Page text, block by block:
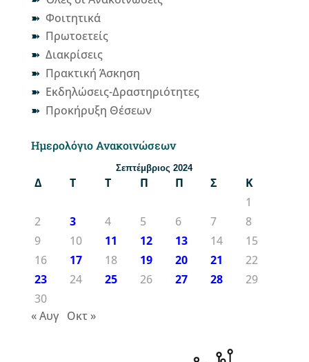
Φοιτητικά
Πρωτοετείς
Διακρίσεις
Πρακτική Άσκηση
Εκδηλώσεις-Δραστηριότητες
Προκήρυξη Θέσεων
Ημερολόγιο Ανακοινώσεων
Σεπτέμβριος 2024
Δ Τ Τ Π Π Σ
Κ
1
2
3 4 5 6 7
8
9
10 11 12 13 14
15
16
17 18 19 20 21
22
23
24 25 26 27 28
29
30
« Αυγ
Οκτ »